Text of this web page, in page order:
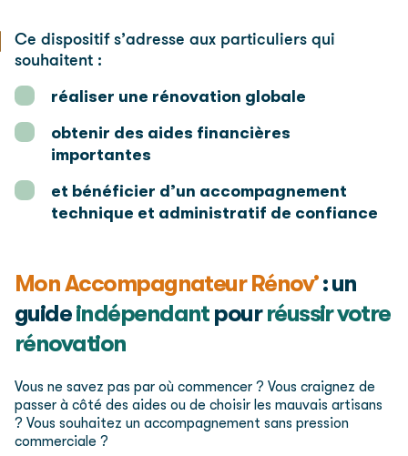
Ce dispositif s’adresse aux particuliers qui
souhaitent :
réaliser une rénovation globale
obtenir des aides financières
importantes
et bénéficier d’un accompagnement
technique et administratif de confiance
Mon Accompagnateur Rénov’: un
guideindépendant pourréussir votre
rénovation
Vous ne savez pas par où commencer ? Vous craignez de
passer à côté des aides ou de choisir les mauvais artisans
? Vous souhaitez un accompagnement sans pression
commerciale ?